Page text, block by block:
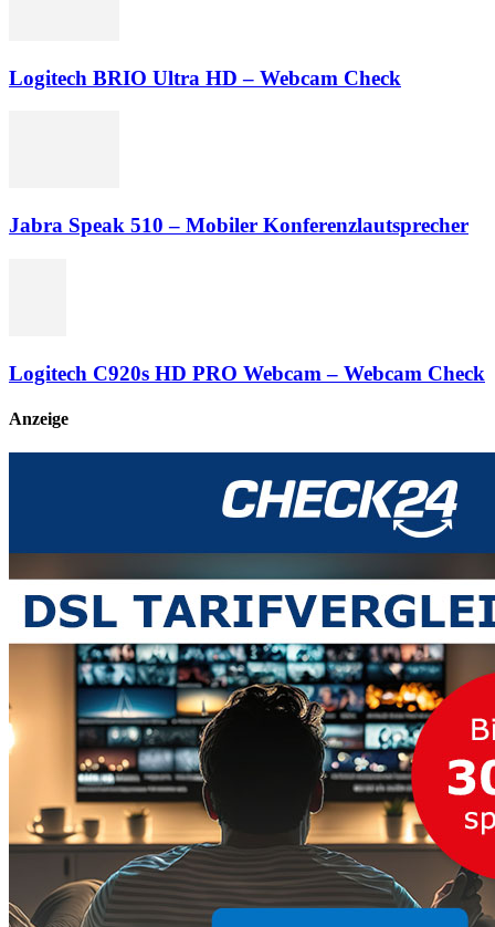
Logitech BRIO Ultra HD – Webcam Check
Jabra Speak 510 – Mobiler Konferenzlautsprecher
Logitech C920s HD PRO Webcam – Webcam Check
Anzeige